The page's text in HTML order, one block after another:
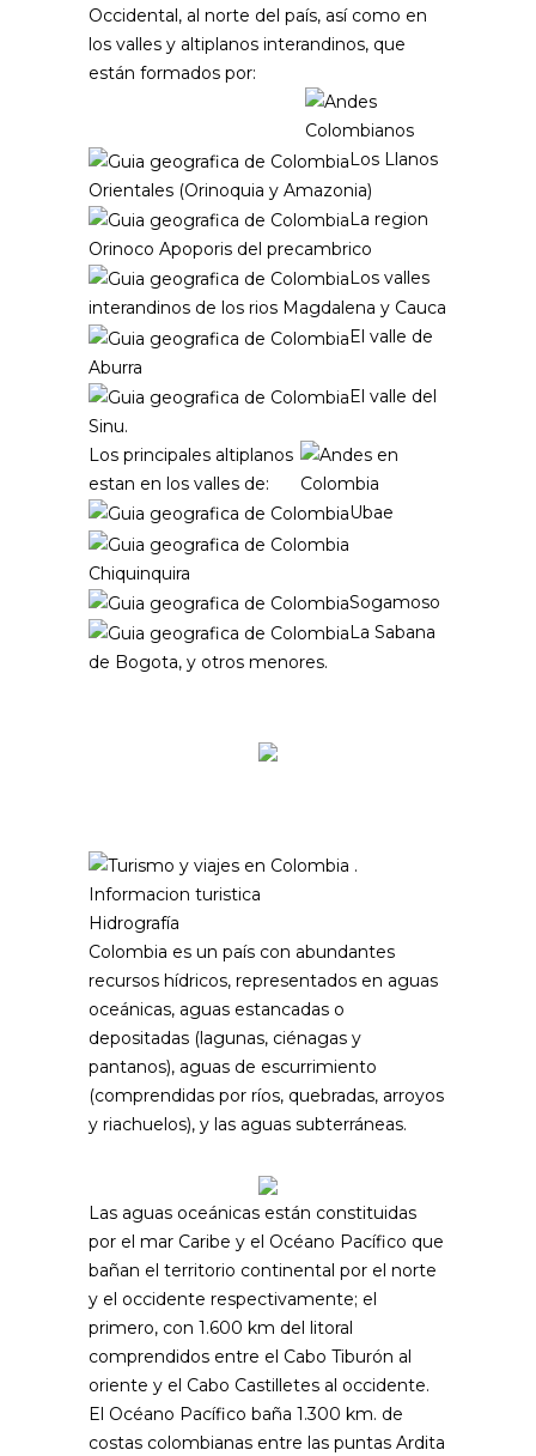
Occidental, al norte del país, así como en
los valles y altiplanos interandinos, que
están formados por:
Los Llanos
Orientales (Orinoquia y Amazonia)
La region
Orinoco Apoporis del precambrico
Los valles
interandinos de los rios Magdalena y Cauca
El valle de
Aburra
El valle del
Sinu.
Los principales altiplanos
estan en los valles de:
Ubae
Chiquinquira
Sogamoso
La Sabana
de Bogota, y otros menores.
Hidrografía
Colombia es un país con abundantes
recursos hídricos, representados en aguas
oceánicas, aguas estancadas o
depositadas (lagunas, ciénagas y
pantanos), aguas de escurrimiento
(comprendidas por ríos, quebradas, arroyos
y riachuelos), y las aguas subterráneas.
Las aguas oceánicas están constituidas
por el mar Caribe y el Océano Pacífico que
bañan el territorio continental por el norte
y el occidente respectivamente; el
primero, con 1.600 km del litoral
comprendidos entre el Cabo Tiburón al
oriente y el Cabo Castilletes al occidente.
El Océano Pacífico baña 1.300 km. de
costas colombianas entre las puntas Ardita